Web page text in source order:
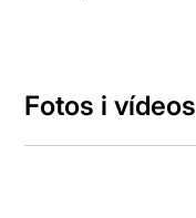
Fotos i vídeos